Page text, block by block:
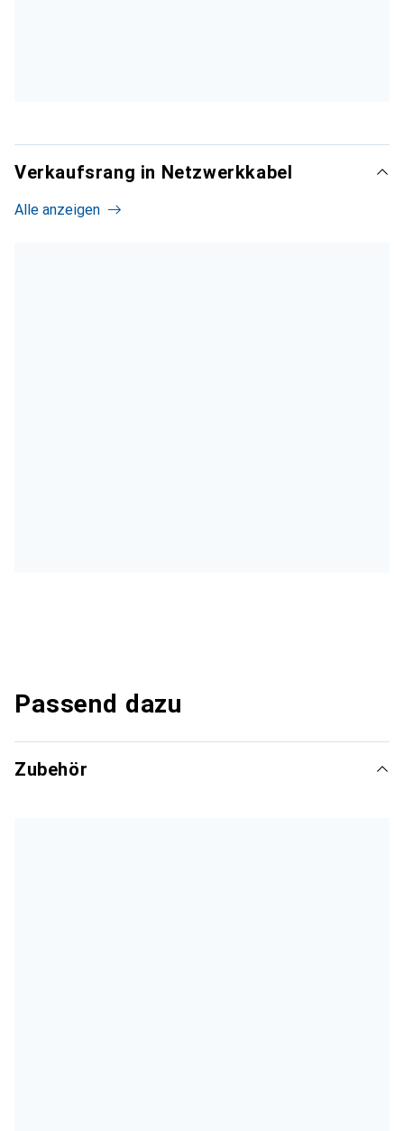
Verkaufsrang in Netzwerkkabel
Alle anzeigen
Passend dazu
Zubehör